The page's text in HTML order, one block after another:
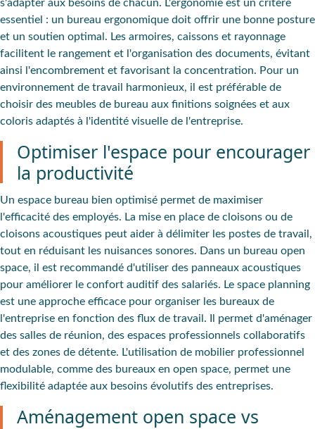
s'adapter aux besoins de chacun. L'ergonomie est un critère
essentiel : un bureau ergonomique doit offrir une bonne posture
et un soutien optimal. Les armoires, caissons et rayonnage
facilitent le rangement et l'organisation des documents, évitant
ainsi l'encombrement et favorisant la concentration. Pour un
environnement de travail harmonieux, il est préférable de
choisir des meubles de bureau aux finitions soignées et aux
coloris adaptés à l'identité visuelle de l'entreprise.
Optimiser l'espace pour encourager
la productivité
Un espace bureau bien optimisé permet de maximiser
l'efficacité des employés. La mise en place de cloisons ou de
cloisons acoustiques peut aider à délimiter les postes de travail,
tout en réduisant les nuisances sonores. Dans un bureau open
space, il est recommandé d'utiliser des panneaux acoustiques
pour améliorer le confort auditif des salariés. Le space planning
est une approche efficace pour organiser les bureaux de
l'entreprise en fonction des flux de travail. Il permet d'aménager
des salles de réunion, des espaces professionnels collaboratifs
et des zones de détente. L'utilisation de mobilier professionnel
modulable, comme des bureaux en open space, permet une
flexibilité adaptée aux besoins évolutifs des entreprises.
Aménagement open space vs